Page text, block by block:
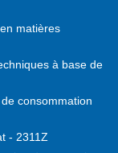
matières
à base de
consommation
- 2311Z